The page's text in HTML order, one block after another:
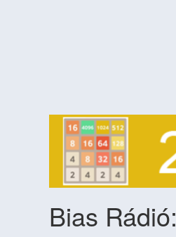
Bias Rádió: